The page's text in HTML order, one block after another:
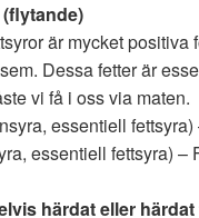
är mycket
Dessa fetter är
vi få i oss via maten.
essentiell
essentiell fettsyra)
härdat eller härdat